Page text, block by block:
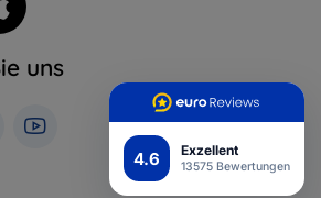
4.6 Exzellent
13575 Bewertungen
uns